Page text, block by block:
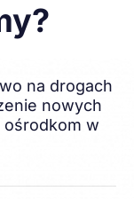
na drogach
nowych
ośrodkom w